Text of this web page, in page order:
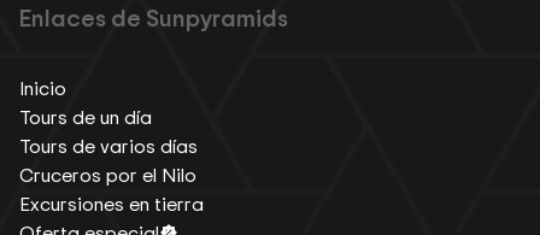
Enlaces de Sunpyramids
Inicio
Tours de un día
Tours de varios días
Cruceros por el Nilo
Excursiones en tierra